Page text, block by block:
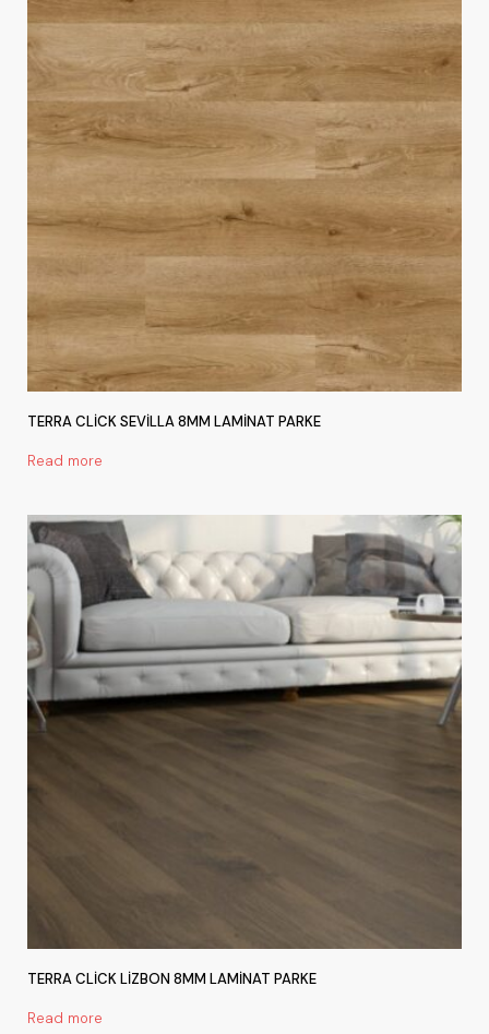
TERRA CLİCK SEVİLLA 8MM LAMİNAT PARKE
Read more
TERRA CLİCK LİZBON 8MM LAMİNAT PARKE
Read more